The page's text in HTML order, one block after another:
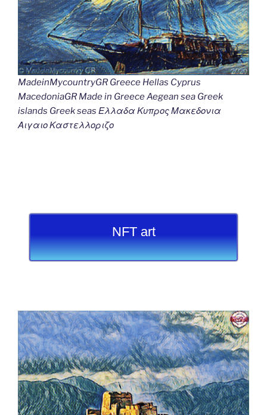
MadeinMycountryGR Greece Hellas Cyprus
MacedoniaGR Made in Greece Aegean sea Greek
islands Greek seas Ελλαδα Κυπρος Μακεδονια
Αιγαιο Καστελλοριζο
NFT art